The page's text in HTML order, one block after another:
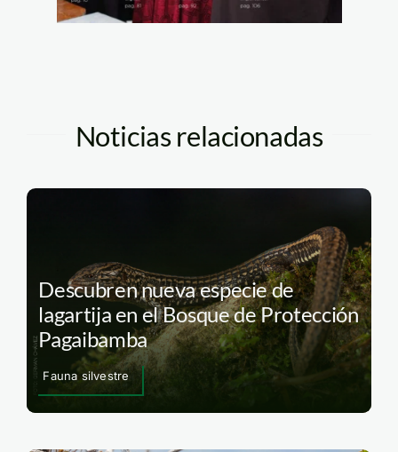
Noticias relacionadas
Descubren nueva especie de
lagartija en el Bosque de Protección
Pagaibamba
Fauna silvestre